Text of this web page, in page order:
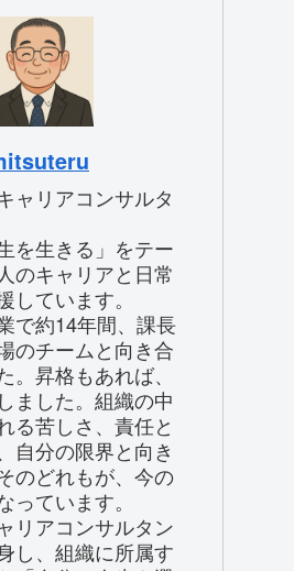
ャリアコンサルタ
を生きる」をテー
のキャリアと日常
しています。
で約14年間、課長
のチームと向き合
。昇格もあれば、
ました。組織の中
る苦しさ、責任と
自分の限界と向き
のどれもが、今の
っています。
リアコンサルタン
し、組織に所属す